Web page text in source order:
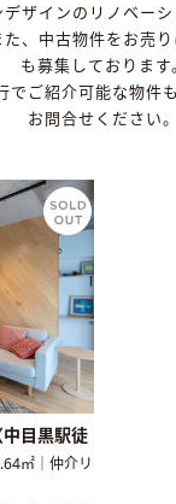
ザインのリノベー
た、中古物件をお売
も募集しております。
ご紹介可能な物件
お問合せください。
目黒駅徒
㎡｜仲介リ